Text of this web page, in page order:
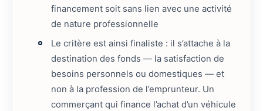
financement soit sans lien avec une activité
de nature professionnelle
Le critère est ainsi finaliste : il s’attache à la
destination des fonds — la satisfaction de
besoins personnels ou domestiques — et
non à la profession de l’emprunteur. Un
commerçant qui finance l’achat d’un véhicule